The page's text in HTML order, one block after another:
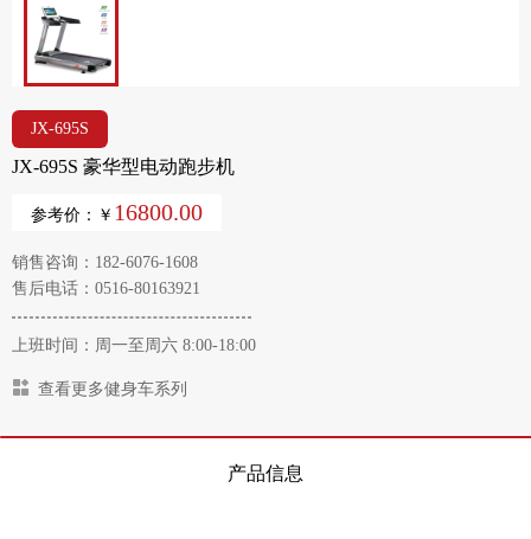
JX-695S
JX-695S 豪华型电动跑步机
参考价：￥ 16800.00
销售咨询：182-6076-1608
售后电话：0516-80163921
上班时间：周一至周六 8:00-18:00
查看更多健身车系列
产品信息